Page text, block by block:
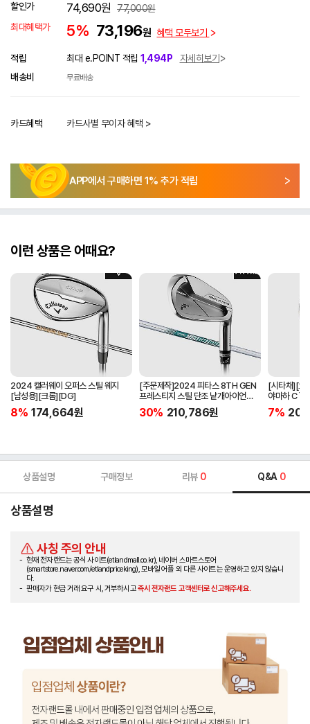
할인가 74,690원 77,000원
최대혜택가
5% 73,196원 혜택 모두보기
적립 최대 e.POINT 적립 1,494P
자세히보기
배송비
무료배송
카드혜택 카드사별 무이자 혜택 >
APP에서 구매하면 1% 추가 적립
이런 상품은 어때요?
2024 캘러웨이 오퍼스 스틸 웨지
[남성용][크롬][DG]
8% 174,664원
[주문제작]2024 피타스 8TH GEN
프레스티지 스틸 단조 낱개아이언
[남성용][4번][NSPRO950GH
NEO]
30% 210,786원
[시타채][오
야마하 C`s
[여성용][화
ORIGINAL]
7%
상품설명 구매정보 리뷰 0 Q&A 0
상품설명
사칭 주의 안내
현재 전자랜드는 공식 사이트(etlandmall.co.kr), 네이버 스마트스토어
(smartstore.naver.com/etlandpriceking), 모바일 어플 외 다른 사이트는 운영하고 있지 않습니
다.
판매자가 현금 거래 요구 시, 거부하시고즉시 전자랜드 고객센터로 신고해주세요.